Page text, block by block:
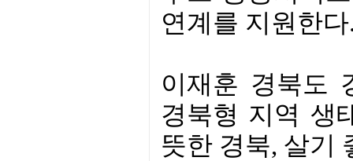
연계를 지원한
이재훈 경북도
경북형 지역 생
뜻한 경북, 살기